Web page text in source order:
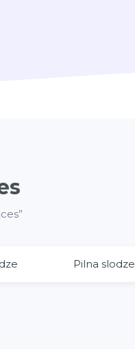
Pilna slodze